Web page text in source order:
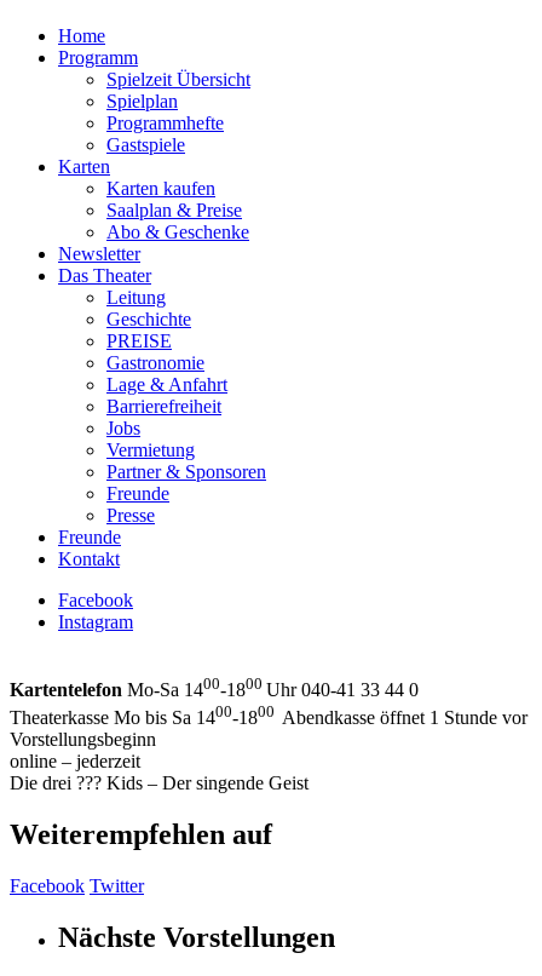
Home
Programm
Spielzeit Übersicht
Spielplan
Programmhefte
Gastspiele
Karten
Karten kaufen
Saalplan & Preise
Abo & Geschenke
Newsletter
Das Theater
Leitung
Geschichte
PREISE
Gastronomie
Lage & Anfahrt
Barrierefreiheit
Jobs
Vermietung
Partner & Sponsoren
Freunde
Presse
Freunde
Kontakt
Facebook
Instagram
Kartentelefon Mo-Sa 1400-1800 Uhr 040-41 33 44 0
Theaterkasse Mo bis Sa 1400-1800 Abendkasse öffnet 1 Stunde vor
Vorstellungsbeginn
online – jederzeit
Die drei ??? Kids – Der singende Geist
Weiterempfehlen auf
Facebook Twitter
Nächste Vorstellungen